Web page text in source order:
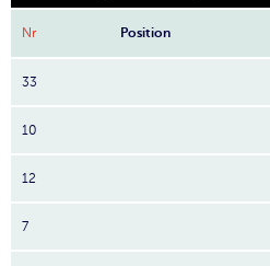
Nr Position
33
10
12
7